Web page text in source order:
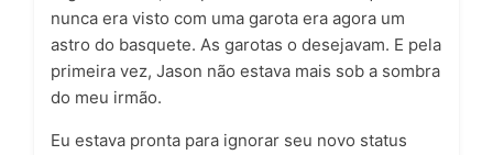
nunca era visto com uma garota era agora um
astro do basquete. As garotas o desejavam. E pela
primeira vez, Jason não estava mais sob a sombra
do meu irmão.
Eu estava pronta para ignorar seu novo status